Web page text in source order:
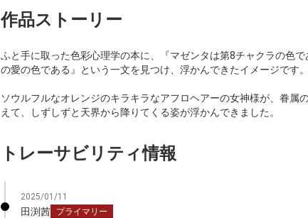
作品ストーリー
ふと手に取った色彩心理学の本に、『マゼンタは第8チャクラの色
の愛の色である』という一文を見つけ、浮かんできたイメージです。
ソウルフルなオレンジのキラキラなアフロヘアーの女神様が、眷属
えて、しずしずと天界から降りてくる姿が浮かんできました。
トレーサビリティ情報
2025/01/11
田渕茜 プライマリー